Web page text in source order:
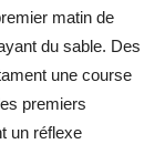
matin de
du sable. Des
une course
premiers
un réflexe